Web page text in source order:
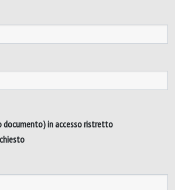
in accesso ristretto